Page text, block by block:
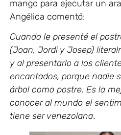
mango para ejecutar un
Angélica comentó:
Cuando le presenté el
(Joan, Jordi y Josep)
y al presentarlo a los
encantados, porque nadie
árbol como postre. Es la
conocer al mundo el
tiene ser venezolana.